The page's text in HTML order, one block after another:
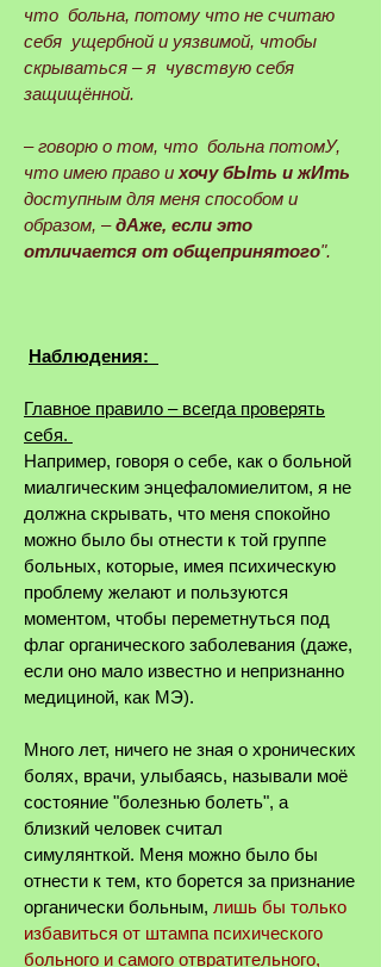
что больна, потому что не считаю
себя ущербной и уязвимой, чтобы
скрываться ‒ я чувствую себя
защищённой.
‒ говорю о том, что больна потомУ,
что имею право и хочу бЫть и жИть
доступным для меня способом и
образом, ‒дАже, если это
отличается от общепринятого".
Наблюдения:
Главное правило ‒ всегда проверять
себя.
Например, говоря о себе, как о больной
миалгическим энцефаломиелитом, я не
должна скрывать, что меня спокойно
можно было бы отнести к той группе
больных, которые, имея психическую
проблему желают и пользуются
моментом, чтобы переметнуться под
флаг органического заболевания (даже,
если оно мало известно и непризнанно
медициной, как МЭ).
Много лет, ничего не зная о хронических
болях, врачи, улыбаясь, называли моё
состояние "болезнью болеть", а
близкий человек считал
симулянткой. Меня можно было бы
отнести к тем, кто борется за признание
органически больным, лишь бы только
избавиться от штампа психического
больного и самого отвратительного,